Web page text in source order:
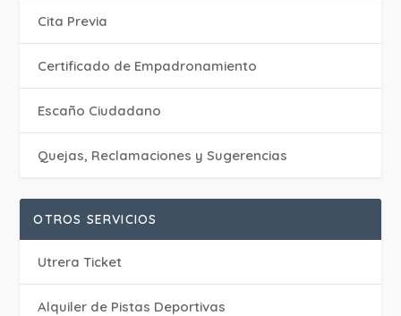
Cita Previa
Certificado de Empadronamiento
Escaño Ciudadano
Quejas, Reclamaciones y Sugerencias
OTROS SERVICIOS
Utrera Ticket
Alquiler de Pistas Deportivas